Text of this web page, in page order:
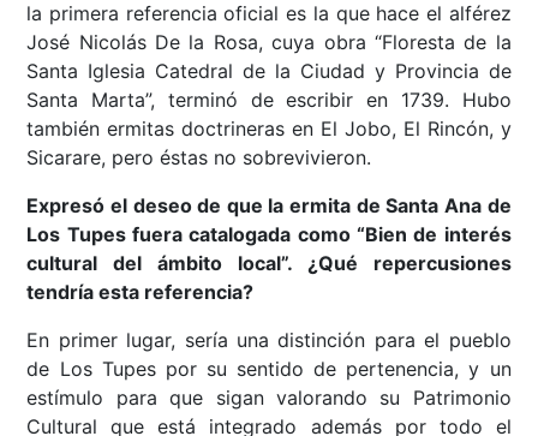
la primera referencia oficial es la que hace el alférez
José Nicolás De la Rosa, cuya obra “Floresta de la
Santa Iglesia Catedral de la Ciudad y Provincia de
Santa Marta”, terminó de escribir en 1739. Hubo
también ermitas doctrineras en El Jobo, El Rincón, y
Sicarare, pero éstas no sobrevivieron.
Expresó el deseo de que la ermita de Santa Ana de
Los Tupes fuera catalogada como “Bien de interés
cultural del ámbito local”. ¿Qué repercusiones
tendría esta referencia?
En primer lugar, sería una distinción para el pueblo
de Los Tupes por su sentido de pertenencia, y un
estímulo para que sigan valorando su Patrimonio
Cultural que está integrado además por todo el